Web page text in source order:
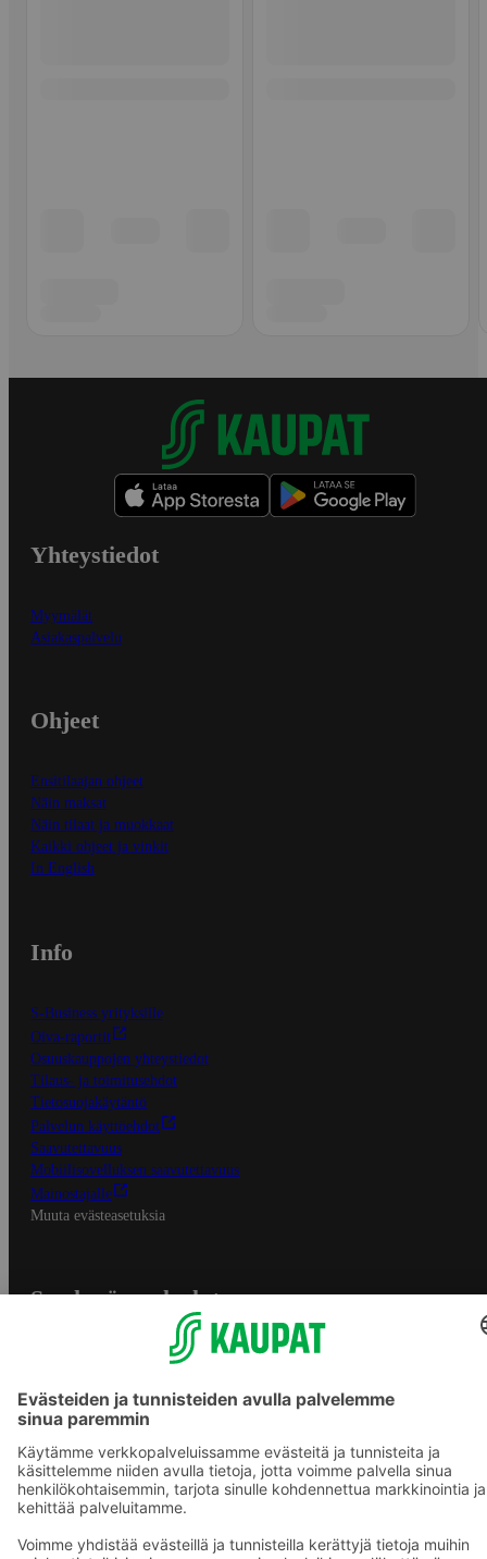
Yhteystiedot
Myymälät
Asiakaspalvelu
Ohjeet
Ensitilaajan ohjeet
Näin maksat
Näin tilaat ja muokkaat
Kaikki ohjeet ja vinkit
In English
Info
S-Business yrityksille
Oiva-raportit
Osuuskauppojen yhteystiedot
Tilaus- ja toimitusehdot
Tietosuojakäytäntö
Palvelun käyttöehdot
Saavutettavuus
Mobiilisovelluksen saavutettavuus
Mainostajalle
Muuta evästeasetuksia
S-ryhmän palvelut
Yhteishyvä Ruoka -sovellus
S-ostoslista -sovellus
Prisma.fi
Sokos.fi
S-Pankki
Sokos Hotels